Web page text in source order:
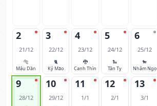
2
21/12
🐅
Mậu Dần
3
22/12
🐈
Kỷ Mão
4
23/12
🐉
Canh Thìn
5
24/12
🐍
Tân Tỵ
6
25/12
🐎
Nhâm Ngọ
9
28/12
10
29/12
11
1/1
12
2/1
13
3/1